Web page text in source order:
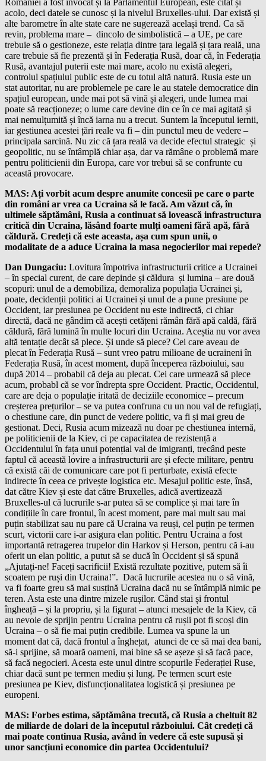
acolo, deci datele se cunosc și la nivelul Bruxelles-ului. Dar există și
alte barometre în alte state care ne sugerează același trend. Ca să
revin, problema mare – dincolo de simbolistică – a UE, pe care
trebuie să o gestioneze, este relația dintre țara legală și țara reală, una
care trebuie să fie prezentă și în Federația Rusă, doar că, în Federația
Rusă, avantajul puterii este mai mare, acolo nu există alegeri,
controlul spațiului public este de cu totul altă natură. Rusia este un
stat autoritar, nu are problemele pe care le au statele democratice din
spațiul european, unde mai pot să vină și alegeri, unde lumea mai
poate să reacționeze; o lume care devine din ce în ce mai agitată și
mai nemulțumită și încă iarna nu a trecut. Suntem la începutul iernii,
iar gestiunea acestei țări reale va fi – din punctul meu de vedere –
principala sarcină. Nu zic că țara reală va decide efectul strategic și
geopolitic, nu se întâmplă chiar așa, dar va rămâne o problemă mare
pentru politicienii din Europa, care vor trebui să se confrunte cu
această provocare.
MAS: Ați vorbit acum despre anumite concesii pe care o parte
din români ar vrea ca Ucraina să le facă. Am văzut că, în
ultimele săptămâni, Rusia a continuat să lovească infrastructura
critică din Ucraina, lăsând foarte mulți oameni fără apă, fără
căldură. Credeți că este aceasta, așa cum spun unii, o
modalitate de a aduce Ucraina la masa negocierilor mai repede?
Dan Dungaciu: Lovitura împotriva infrastructurii critice a Ucrainei
– în special curent, de care depinde și căldura și lumina – are două
scopuri: unul de a demobiliza, demoraliza populația Ucrainei și,
poate, decidenții politici ai Ucrainei și unul de a pune presiune pe
Occident, iar presiunea pe Occident nu este indirectă, ci chiar
directă, dacă ne gândim că acești cetățeni rămân fără apă caldă, fără
căldură, fără lumină în multe locuri din Ucraina. Aceștia nu vor avea
altă tentație decât să plece. Și unde să plece? Cei care aveau de
plecat în Federația Rusă – sunt vreo patru milioane de ucraineni în
Federația Rusă, în acest moment, după începerea războiului, sau
după 2014 – probabil că deja au plecat. Cei care urmează să plece
acum, probabl că se vor îndrepta spre Occident. Practic, Occidentul,
care are deja o populație iritată de deciziile economice – precum
creșterea prețurilor – se va putea confruna cu un nou val de refugiați,
o chestiune care, din punct de vedere politic, va fi și mai greu de
gestionat. Deci, Rusia acum mizează nu doar pe chestiunea internă,
pe politicienii de la Kiev, ci pe capacitatea de rezistență a
Occidentului în fața unui potențial val de imigranți, trecând peste
faptul că această lovire a infrastructurii are și efecte militare, pentru
că există căi de comunicare care pot fi perturbate, există efecte
indirecte în ceea ce privește logistica etc. Mesajul politic este, însă,
dat către Kiev și este dat către Bruxelles, adică avertizează
Bruxelles-ul că lucrurile s-ar putea să se complice și mai tare în
condițiile în care frontul, în acest moment, pare mai mult sau mai
puțin stabilizat sau nu pare că Ucraina va reuși, cel puțin pe termen
scurt, victorii care i-ar asigura elan politic. Pentru Ucraina a fost
importantă retragerea trupelor din Harkov și Herson, pentru că i-au
oferit un elan politic, a putut să se ducă în Occident și să spună
„Ajutați-ne! Faceți sacrificii! Există rezultate pozitive, putem să îi
scoatem pe ruși din Ucraina!”. Dacă lucrurile acestea nu o să vină,
va fi foarte greu să mai susțină Ucraina dacă nu se întâmplă nimic pe
teren. Asta este una dintre mizele rușilor. Când stai și frontul
îngheață – și la propriu, și la figurat – atunci mesajele de la Kiev, că
au nevoie de sprijin pentru Ucraina pentru că rușii pot fi scoși din
Ucraina – o să fie mai puțin credibile. Lumea va spune la un
moment dat că, dacă frontul a înghețat, atunci de ce să mai dea bani,
să-i sprijine, să moară oameni, mai bine să se așeze și să facă pace,
să facă negocieri. Acesta este unul dintre scopurile Federației Ruse,
chiar dacă sunt pe termen mediu și lung. Pe termen scurt este
presiunea pe Kiev, disfuncționalitatea logistică și presiunea pe
europeni.
MAS: Forbes estima, săptămâna trecută, că Rusia a cheltuit 82
de miliarde de dolari de la începutul războiului. Cât credeți că
mai poate continua Rusia, având în vedere că este supusă și
unor sancțiuni economice din partea Occidentului?